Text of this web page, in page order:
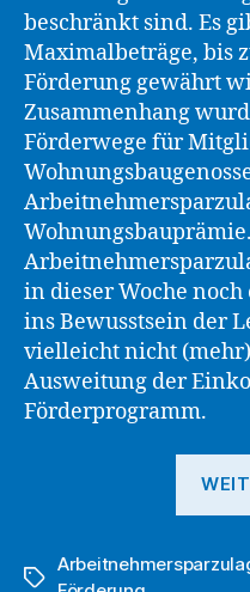
beschränkt sind. Es
Maximalbeträge, bis
Förderung gewährt
Zusammenhang
Förderwege für
in dieser Woche
ins Bewusstsein der
vielleicht nicht
Ausweitung der
Förderprogramm.
Schlagwörter